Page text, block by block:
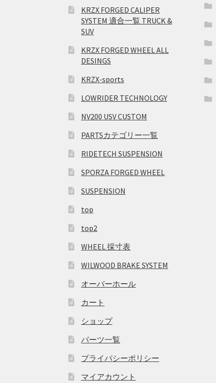
KRZX FORGED CALIPER
SYSTEM 適合一覧 TRUCK &
SUV
KRZX FORGED WHEEL ALL
DESINGS
KRZX-sports
LOWRIDER TECHNOLOGY
NV200 USV CUSTOM
PARTSカテゴリー一覧
RIDETECH SUSPENSION
SPORZA FORGED WHEEL
SUSPENSION
top
top2
WHEEL 採寸表
WILWOOD BRAKE SYSTEM
オーバーホール
カート
ショップ
パーツ一覧
プライバシーポリシー
マイアカウント